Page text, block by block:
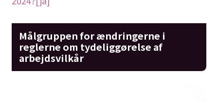
Målgruppen for ændringerne i
reglerne om tydeliggørelse af
arbejdsvilkår